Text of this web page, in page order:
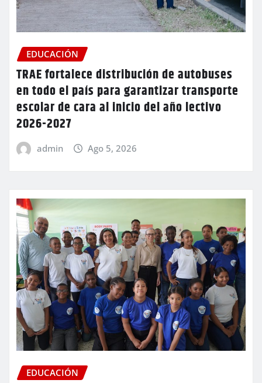
EDUCACIÓN
TRAE fortalece distribución de autobuses
en todo el país para garantizar transporte
escolar de cara al inicio del año lectivo
2026-2027
admin Ago 5, 2026
EDUCACIÓN